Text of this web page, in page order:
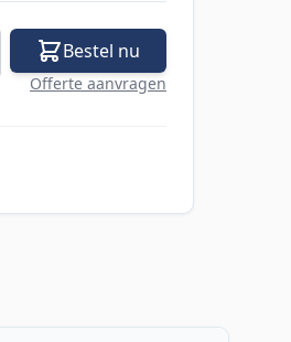
Bestel nu
Offerte aanvragen